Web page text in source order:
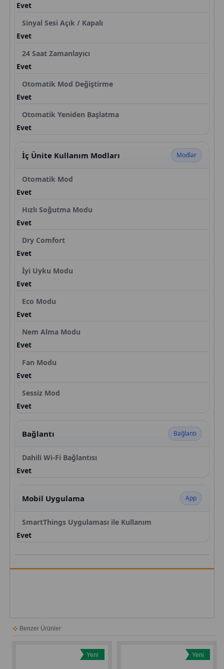
Evet
Sinyal Sesi Açık / Kapalı
Evet
24 Saat Zamanlayıcı
Evet
Otomatik Mod Değiştirme
Evet
Otomatik Yeniden Başlatma
Evet
İç Ünite Kullanım Modları Modlar
Otomatik Mod
Evet
Hızlı Soğutma Modu
Evet
Dry Comfort
Evet
İyi Uyku Modu
Evet
Eco Modu
Evet
Nem Alma Modu
Evet
Fan Modu
Evet
Sessiz Mod
Evet
Bağlantı Bağlantı
Dahili Wi-Fi Bağlantısı
Evet
Mobil Uygulama App
SmartThings Uygulaması ile Kullanım
Evet
Benzer Ürünler
Yeni
Yeni